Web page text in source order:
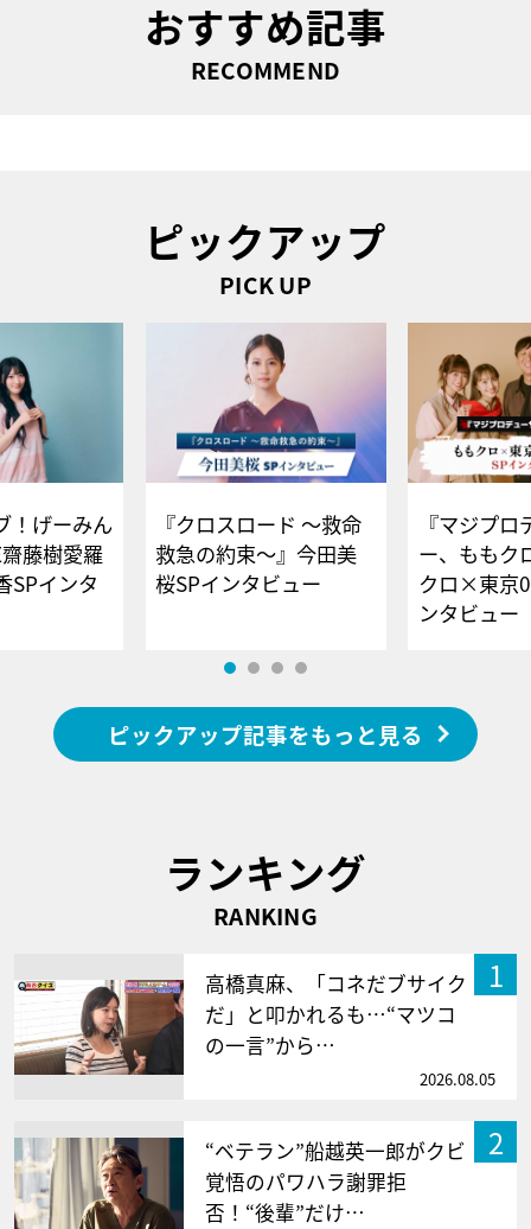
おすすめ記事
RECOMMEND
ピックアップ
PICK UP
！げーみん
藤樹愛羅
SPインタ
『クロスロード ～救命
救急の約束～』今田美
桜SPインタビュー
『マジプロ
ー、ももク
クロ×東京
ンタビュー
ピックアップ記事をもっと見る
ランキング
RANKING
1
高橋真麻、「コネだブサイク
だ」と叩かれるも…“マツコ
の一言”から…
2026.08.05
2
“ベテラン”船越英一郎がクビ
覚悟のパワハラ謝罪拒
否！“後輩”だけ…